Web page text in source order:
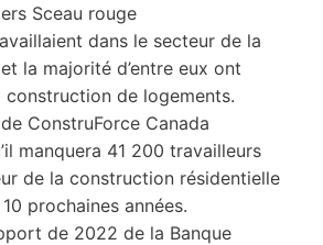
Sceau rouge
dans le secteur de la
la majorité d’entre eux ont
de logements.
ConstruForce Canada
manquera 41 200 travailleurs
de la construction résidentielle
prochaines années.
de 2022 de la Banque